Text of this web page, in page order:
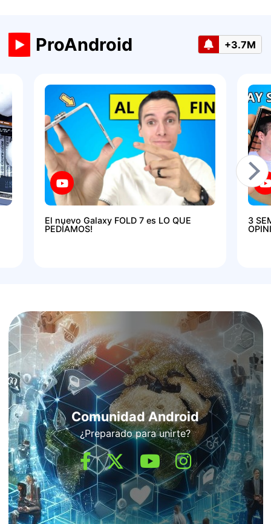
ProAndroid +3.7M
El nuevo Galaxy FOLD 7 es LO QUE
PEDÍAMOS!
3
Comunidad Android
¿Preparado para unirte?